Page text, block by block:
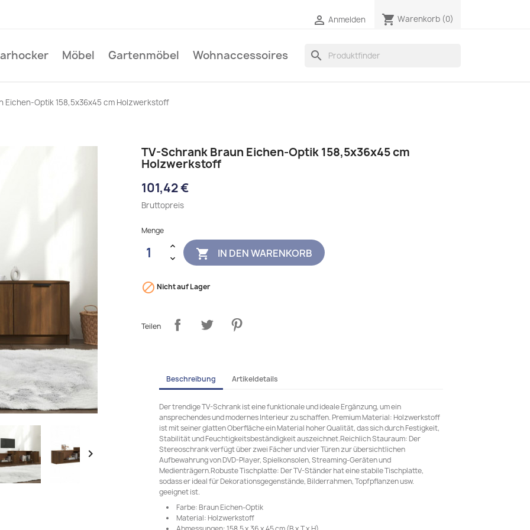
 Anmelden shopping_cart Warenkorb (0)
Möbel Gartenmöbel Wohnaccessoires search
Eichen-Optik 158,5x36x45 cm Holzwerkstoff

TV-Schrank Braun Eichen-Optik 158,5x36x45 cm
Holzwerkstoff
101,42 €
Bruttopreis
Menge
 IN DEN WARENKORB
 Nicht auf Lager
Teilen
Beschreibung Artikeldetails
Der trendige TV-Schrank ist eine funktionale und ideale Ergänzung, um ein
ansprechendes und modernes Interieur zu schaffen. Premium Material: Holzwerkstoff
ist mit seiner glatten Oberfläche ein Material hoher Qualität, das sich durch Festigkeit,
Stabilität und Feuchtigkeitsbeständigkeit auszeichnet.Reichlich Stauraum: Der
Stereoschrank verfügt über zwei Fächer und vier Türen zur übersichtlichen
Aufbewahrung von DVD-Player, Spielkonsolen, Streaming-Geräten und
Medienträgern.Robuste Tischplatte: Der TV-Ständer hat eine stabile Tischplatte,
sodass er ideal für Dekorationsgegenstände, Bilderrahmen, Topfpflanzen usw.
geeignet ist.
Farbe: Braun Eichen-Optik
Material: Holzwerkstoff